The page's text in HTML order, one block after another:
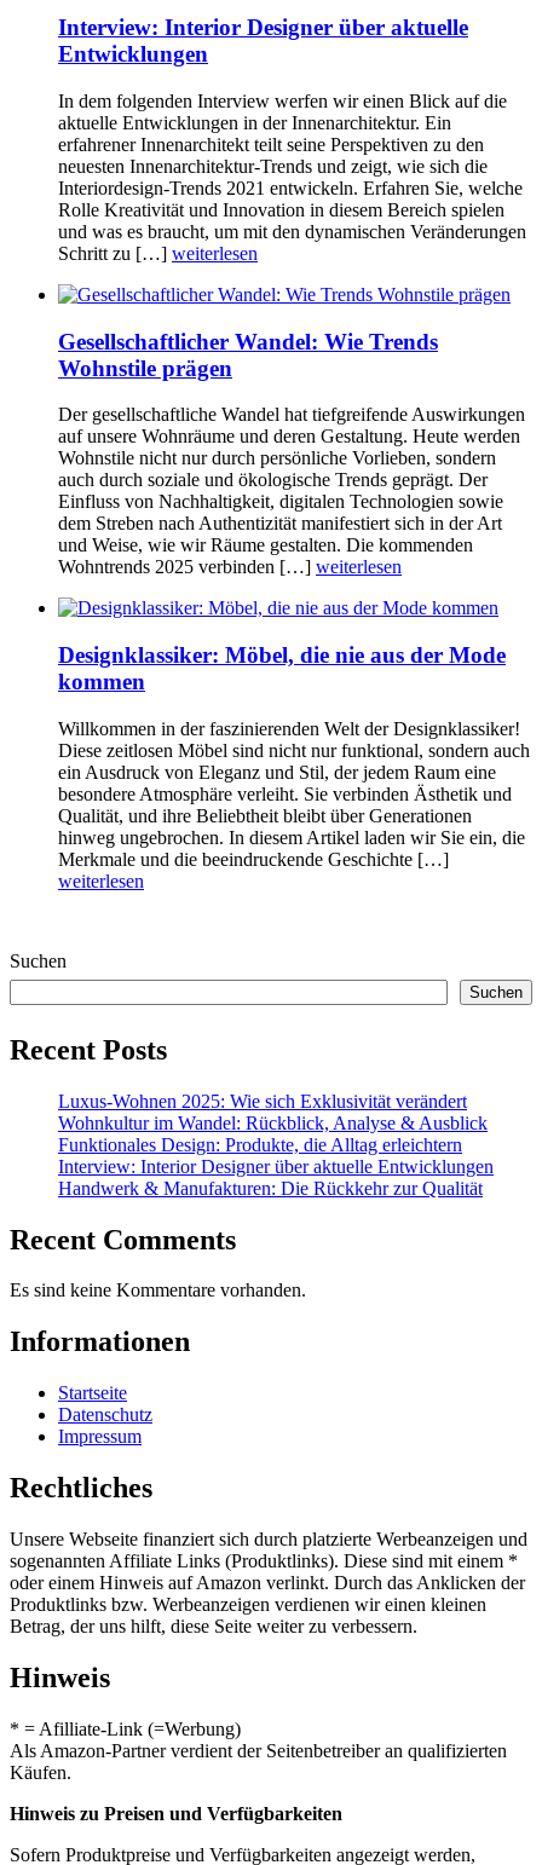
Interview: Interior Designer über aktuelle
Entwicklungen
In dem folgenden Interview werfen wir einen Blick auf die
aktuelle Entwicklungen in der Innenarchitektur. Ein
erfahrener Innenarchitekt teilt seine Perspektiven zu den
neuesten Innenarchitektur-Trends und zeigt, wie sich die
Interiordesign-Trends 2021 entwickeln. Erfahren Sie, welche
Rolle Kreativität und Innovation in diesem Bereich spielen
und was es braucht, um mit den dynamischen Veränderungen
Schritt zu […] weiterlesen
Gesellschaftlicher Wandel: Wie Trends
Wohnstile prägen
Der gesellschaftliche Wandel hat tiefgreifende Auswirkungen
auf unsere Wohnräume und deren Gestaltung. Heute werden
Wohnstile nicht nur durch persönliche Vorlieben, sondern
auch durch soziale und ökologische Trends geprägt. Der
Einfluss von Nachhaltigkeit, digitalen Technologien sowie
dem Streben nach Authentizität manifestiert sich in der Art
und Weise, wie wir Räume gestalten. Die kommenden
Wohntrends 2025 verbinden […] weiterlesen
Designklassiker: Möbel, die nie aus der Mode
kommen
Willkommen in der faszinierenden Welt der Designklassiker!
Diese zeitlosen Möbel sind nicht nur funktional, sondern auch
ein Ausdruck von Eleganz und Stil, der jedem Raum eine
besondere Atmosphäre verleiht. Sie verbinden Ästhetik und
Qualität, und ihre Beliebtheit bleibt über Generationen
hinweg ungebrochen. In diesem Artikel laden wir Sie ein, die
Merkmale und die beeindruckende Geschichte […]
weiterlesen
Suchen
Suchen
Recent Posts
Luxus-Wohnen 2025: Wie sich Exklusivität verändert
Wohnkultur im Wandel: Rückblick, Analyse & Ausblick
Funktionales Design: Produkte, die Alltag erleichtern
Interview: Interior Designer über aktuelle Entwicklungen
Handwerk & Manufakturen: Die Rückkehr zur Qualität
Recent Comments
Es sind keine Kommentare vorhanden.
Informationen
Startseite
Datenschutz
Impressum
Rechtliches
Unsere Webseite finanziert sich durch platzierte Werbeanzeigen und
sogenannten Affiliate Links (Produktlinks). Diese sind mit einem *
oder einem Hinweis auf Amazon verlinkt. Durch das Anklicken der
Produktlinks bzw. Werbeanzeigen verdienen wir einen kleinen
Betrag, der uns hilft, diese Seite weiter zu verbessern.
Hinweis
* = Afilliate-Link (=Werbung)
Als Amazon-Partner verdient der Seitenbetreiber an qualifizierten
Käufen.
Hinweis zu Preisen und Verfügbarkeiten
Sofern Produktpreise und Verfügbarkeiten angezeigt werden,